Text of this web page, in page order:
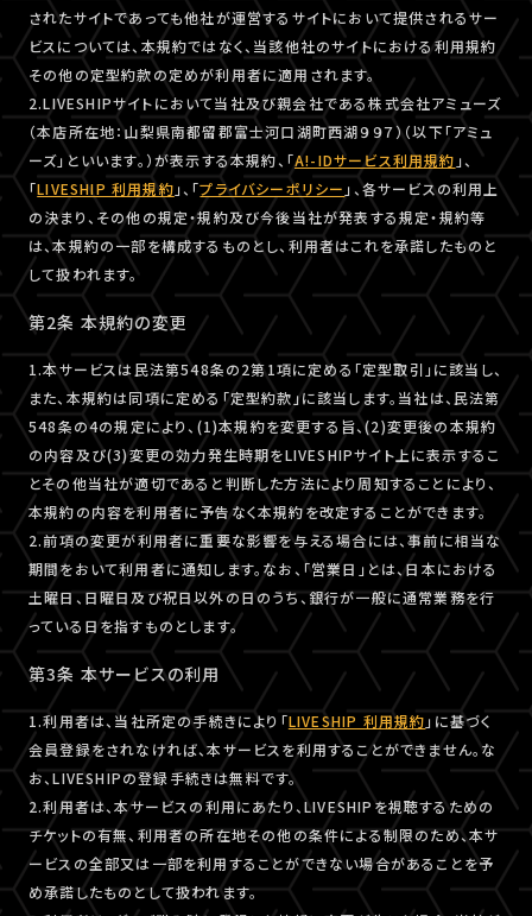
されたサイトであっても他社が運営するサイトにおいて提供されるサー
ビスについては、本規約ではなく、当該他社のサイトにおける利用規約
その他の定型約款の定めが利用者に適用されます。
2.LIVESHIPサイトにおいて当社及び親会社である株式会社アミューズ
（本店所在地：山梨県南都留郡富士河口湖町西湖９９７）（以下「アミュ
ーズ」といいます。）が表示する本規約、「A!-IDサービス利用規約 」、
「LIVESHIP 利用規約 」、「プライバシーポリシー 」、各サービスの利用上
の決まり、その他の規定・規約及び今後当社が発表する規定・規約等
は、本規約の一部を構成するものとし、利用者はこれを承諾したものと
して扱われます。
第2条 本規約の変更
1.本サービスは民法第548条の2第1項に定める「定型取引」に該当し、
また、本規約は同項に定める「定型約款」に該当します。当社は、民法第
548条の4の規定により、(1)本規約を変更する旨、(2)変更後の本規約
の内容及び(3)変更の効力発生時期をLIVESHIPサイト上に表示するこ
とその他当社が適切であると判断した方法により周知することにより、
本規約の内容を利用者に予告なく本規約を改定することができます。
2.前項の変更が利用者に重要な影響を与える場合には、事前に相当な
期間をおいて利用者に通知します。なお、「営業日」とは、日本における
土曜日、日曜日及び祝日以外の日のうち、銀行が一般に通常業務を行
っている日を指すものとします。
第3条 本サービスの利用
1.利用者は、当社所定の手続きにより「LIVESHIP 利用規約 」に基づく
会員登録をされなければ、本サービスを利用することができません。な
お、LIVESHIPの登録手続きは無料です。
2.利用者は、本サービスの利用にあたり、LIVESHIPを視聴するための
チケットの有無、利用者の所在地その他の条件による制限のため、本サ
ービスの全部又は一部を利用することができない場合があることを予
め承諾したものとして扱われます。